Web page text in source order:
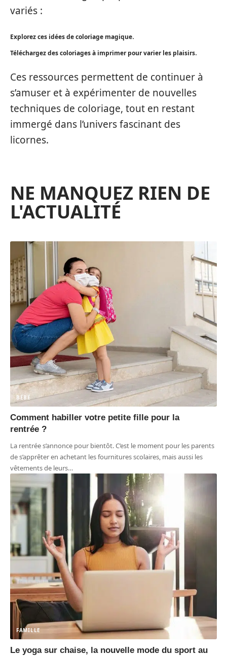
variés :
Explorez ces idées de coloriage magique.
Téléchargez des coloriages à imprimer pour varier les plaisirs.
Ces ressources permettent de continuer à
s’amuser et à expérimenter de nouvelles
techniques de coloriage, tout en restant
immergé dans l’univers fascinant des
licornes.
NE MANQUEZ RIEN DE
L'ACTUALITÉ
BÉBÉ
Comment habiller votre petite fille pour la
rentrée ?
La rentrée s’annonce pour bientôt. C’est le moment pour les parents
de s’apprêter en achetant les fournitures scolaires, mais aussi les
vêtements de leurs…
FAMILLE
Le yoga sur chaise, la nouvelle mode du sport au